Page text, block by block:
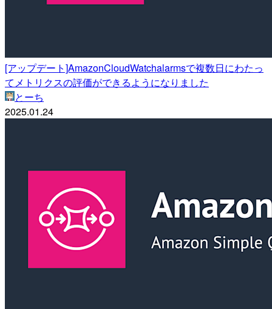
[アップデート]AmazonCloudWatchalarmsで複数日にわたっ
てメトリクスの評価ができるようになりました
とーち
2025.01.24